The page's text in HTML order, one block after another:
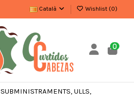
Català Wishlist (0)
0
SUBMINISTRAMENTS, ULLS,